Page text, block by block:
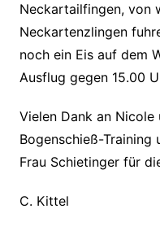
Neckartailfingen, von
Neckartenzlingen
noch ein Eis auf dem
Ausflug gegen 15.00
Vielen Dank an
Bogenschieß-Training
Frau Schietinger für
C. Kittel